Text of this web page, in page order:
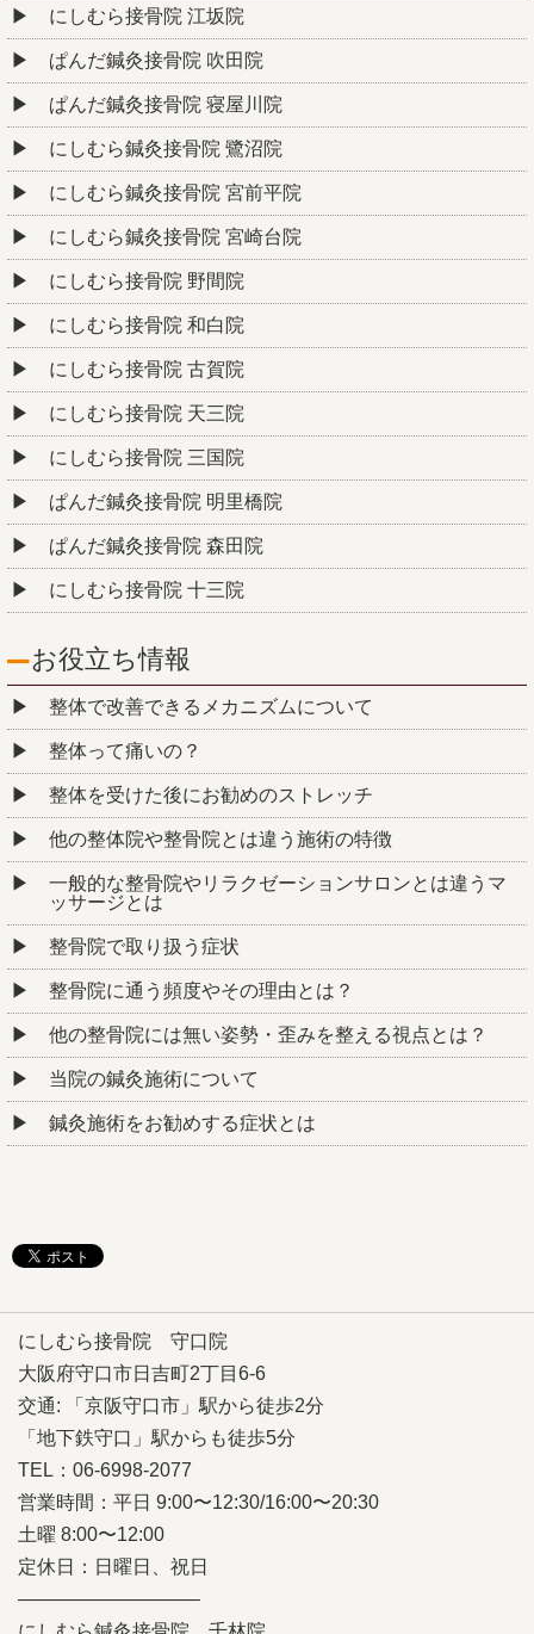
にしむら接骨院 江坂院
ぱんだ鍼灸接骨院 吹田院
ぱんだ鍼灸接骨院 寝屋川院
にしむら鍼灸接骨院 鷺沼院
にしむら鍼灸接骨院 宮前平院
にしむら鍼灸接骨院 宮崎台院
にしむら接骨院 野間院
にしむら接骨院 和白院
にしむら接骨院 古賀院
にしむら接骨院 天三院
にしむら接骨院 三国院
ぱんだ鍼灸接骨院 明里橋院
ぱんだ鍼灸接骨院 森田院
にしむら接骨院 十三院
お役立ち情報
整体で改善できるメカニズムについて
整体って痛いの？
整体を受けた後にお勧めのストレッチ
他の整体院や整骨院とは違う施術の特徴
一般的な整骨院やリラクゼーションサロンとは違うマ
ッサージとは
整骨院で取り扱う症状
整骨院に通う頻度やその理由とは？
他の整骨院には無い姿勢・歪みを整える視点とは？
当院の鍼灸施術について
鍼灸施術をお勧めする症状とは
にしむら接骨院 守口院
大阪府守口市日吉町2丁目6-6
交通: 「京阪守口市」駅から徒歩2分
「地下鉄守口」駅からも徒歩5分
TEL：06-6998-2077
営業時間：平日 9:00〜12:30/16:00〜20:30
土曜 8:00〜12:00
定休日：日曜日、祝日
—————————–